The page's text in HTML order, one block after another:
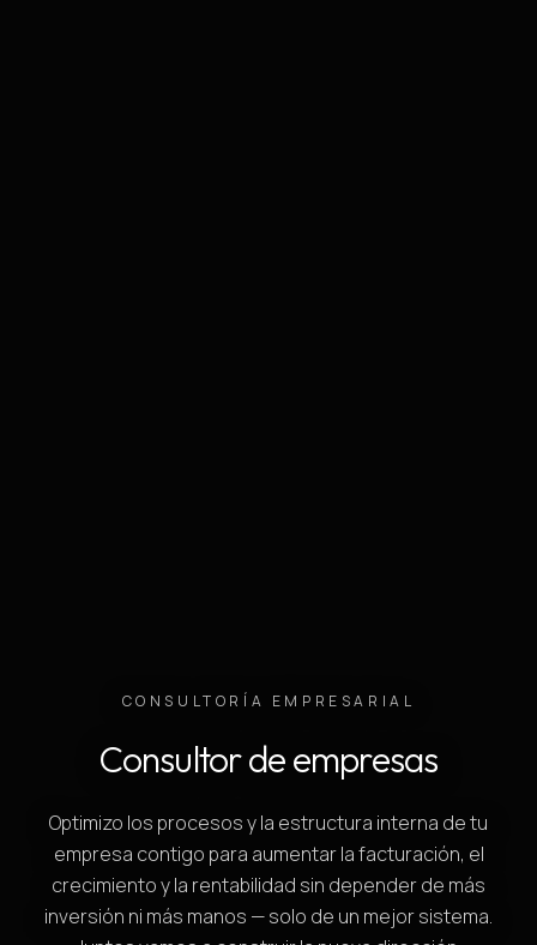
CONSULTORÍA EMPRESARIAL
Consultor de empresas
Optimizo los procesos y la estructura interna de tu
empresa contigo para aumentar la facturación, el
crecimiento y la rentabilidad sin depender de más
inversión ni más manos — solo de un mejor sistema.